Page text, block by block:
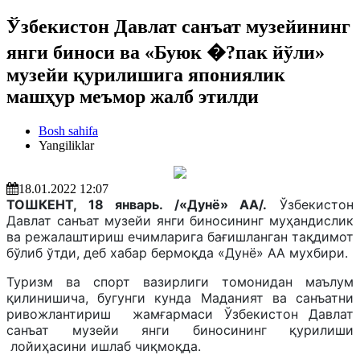
Ўзбекистон Давлат санъат музейининг
янги биноси ва «Буюк �?пак йўли»
музейи қурилишига япониялик
машҳур меъмор жалб этилди
Bosh sahifa
Yangiliklar
18.01.2022 12:07
ТОШКЕНТ, 18 январь. /«Дунё» АА/. Ўзбекистон
Давлат санъат музейи янги биносининг муҳандислик
ва режалаштириш ечимларига бағишланган тақдимот
бўлиб ўтди, деб хабар бермоқда «Дунё» АА мухбири.
Туризм ва спорт вазирлиги томонидан маълум
қилинишича, бугунги кунда Маданият ва санъатни
ривожлантириш жамғармаси Ўзбекистон Давлат
санъат музейи янги биносининг қурилиши
лойиҳасини ишлаб чиқмоқда.